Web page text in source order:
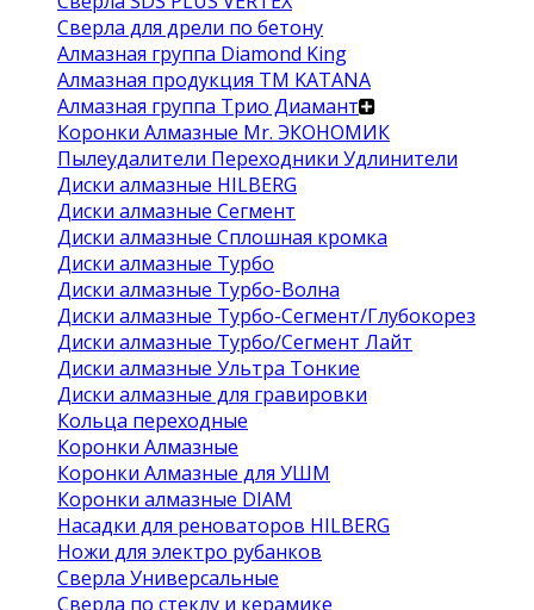
Сверла для дрели по бетону
Алмазная группа Diamond King
Алмазная продукция ТМ KATANA
Алмазная группа Трио Диамант
Коронки Алмазные Mr. ЭКОНОМИК
Пылеудалители Переходники Удлинители
Диски алмазные HILBERG
Диски алмазные Сегмент
Диски алмазные Сплошная кромка
Диски алмазные Турбо
Диски алмазные Турбо-Волна
Диски алмазные Турбо-Сегмент/Глубокорез
Диски алмазные Турбо/Сегмент Лайт
Диски алмазные Ультра Тонкие
Диски алмазные для гравировки
Кольца переходные
Коронки Алмазные
Коронки Алмазные для УШМ
Коронки алмазные DIAM
Насадки для реноваторов HILBERG
Ножи для электро рубанков
Сверла Универсальные
Сверла по стеклу и керамике